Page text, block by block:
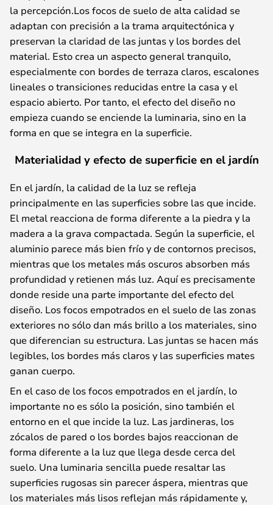
la percepción.Los focos de suelo de alta calidad se
adaptan con precisión a la trama arquitectónica y
preservan la claridad de las juntas y los bordes del
material. Esto crea un aspecto general tranquilo,
especialmente con bordes de terraza claros, escalones
lineales o transiciones reducidas entre la casa y el
espacio abierto. Por tanto, el efecto del diseño no
empieza cuando se enciende la luminaria, sino en la
forma en que se integra en la superficie.
Materialidad y efecto de superficie en el jardín
En el jardín, la calidad de la luz se refleja
principalmente en las superficies sobre las que incide.
El metal reacciona de forma diferente a la piedra y la
madera a la grava compactada. Según la superficie, el
aluminio parece más bien frío y de contornos precisos,
mientras que los metales más oscuros absorben más
profundidad y retienen más luz. Aquí es precisamente
donde reside una parte importante del efecto del
diseño. Los focos empotrados en el suelo de las zonas
exteriores no sólo dan más brillo a los materiales, sino
que diferencian su estructura. Las juntas se hacen más
legibles, los bordes más claros y las superficies mates
ganan cuerpo.
En el caso de los focos empotrados en el jardín, lo
importante no es sólo la posición, sino también el
entorno en el que incide la luz. Las jardineras, los
zócalos de pared o los bordes bajos reaccionan de
forma diferente a la luz que llega desde cerca del
suelo. Una luminaria sencilla puede resaltar las
superficies rugosas sin parecer áspera, mientras que
los materiales más lisos reflejan más rápidamente y,